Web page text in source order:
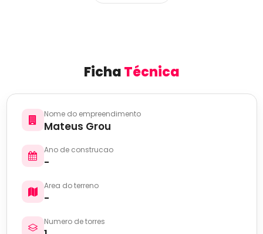
FichaTécnica
Nome do empreendimento
Mateus Grou
Ano de construcao
-
Area do terreno
-
Numero de torres